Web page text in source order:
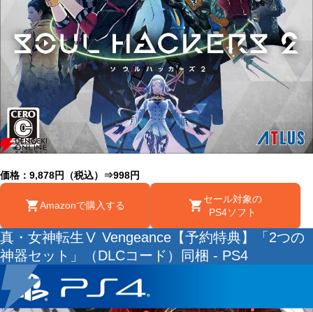
価格：9,878円（税込）⇒998円
Amazonで購入する
セール対象の
PS4ソフト
真・女神転生Ⅴ Vengeance【予約特典】「2つの
神器セット」（DLCコード）同梱 - PS4